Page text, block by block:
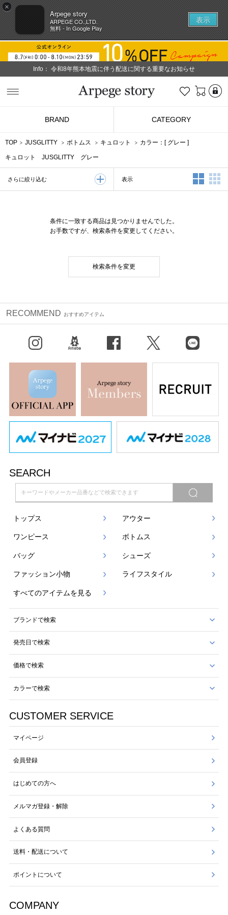
×
Arpege story
ARPEGE CO.,LTD.
無料 - In Google Play
表示
Info： 令和8年熊本地震に伴う配送に関する重要なお知らせ
お気に入り
BRAND CATEGORY
TOP JUSGLITTY ボトムス キュロット カラー：[ グレー ]
キュロット JUSGLITTY グレー
さらに絞り込む 表示 2列表示
条件に一致する商品は見つかりませんでした。
お手数ですが、検索条件を変更してください。
検索条件を変更
RECOMMEND おすすめアイテム
X（旧Twitter） LINE
SEARCH
トップス アウター
ワンピース ボトムス
バッグ シューズ
ファッション小物 ライフスタイル
すべてのアイテムを見る
ブランドで検索
発売日で検索
価格で検索
カラーで検索
CUSTOMER SERVICE
マイページ
会員登録
はじめての方へ
メルマガ登録・解除
よくある質問
送料・配送について
ポイントについて
COMPANY